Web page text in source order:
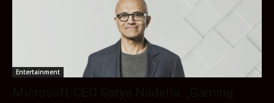
Entertainment